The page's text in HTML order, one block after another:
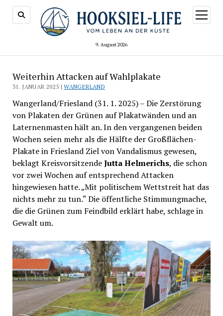
9. August 2026
Menü
öffnen
Weiterhin Attacken auf Wahlplakate
31. JANUAR 2025 |WANGERLAND
Wangerland/Friesland (31. 1. 2025) – Die Zerstörung
von Plakaten der Grünen auf Plakatwänden und an
Laternenmasten hält an. In den vergangenen beiden
Wochen seien mehr als die Hälfte der Großflächen-
Plakate in Friesland Ziel von Vandalismus gewesen,
beklagt KreisvorsitzendeJutta Helmerichs, die schon
vor zwei Wochen auf entsprechend Attacken
hingewiesen hatte. „Mit politischem Wettstreit hat das
nichts mehr zu tun.“ Die öffentliche Stimmungmache,
die die Grünen zum Feindbild erklärt habe, schlage in
Gewalt um.